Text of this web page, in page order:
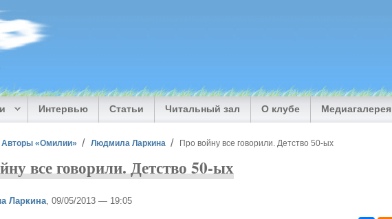
Интервью Статьи Читальный зал О клубе Медиагалерея
Авторы «Омилии» Людмила Ларкина Про войну все говорили. Детство 50-ых
все говорили. Детство 50-ых
Ларкина , 09/05/2013 — 19:05